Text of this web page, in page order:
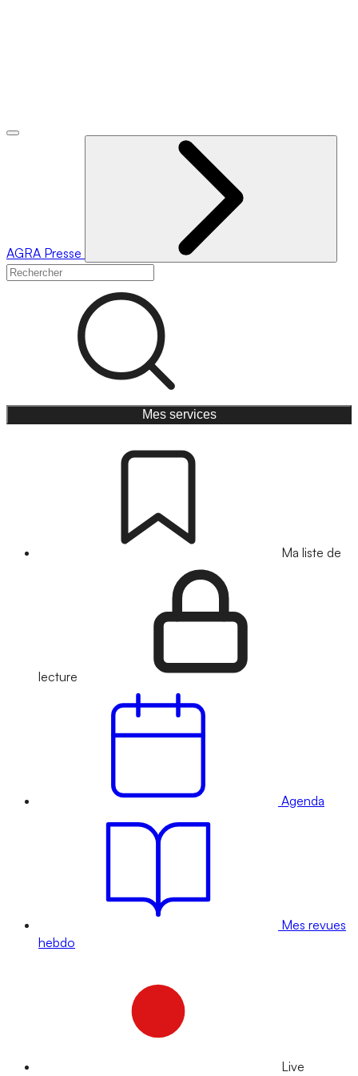
AGRA Presse
Mes services
Ma liste de
lecture
Agenda
Mes revues
hebdo
Live